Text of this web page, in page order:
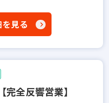
見る
全反響営業】